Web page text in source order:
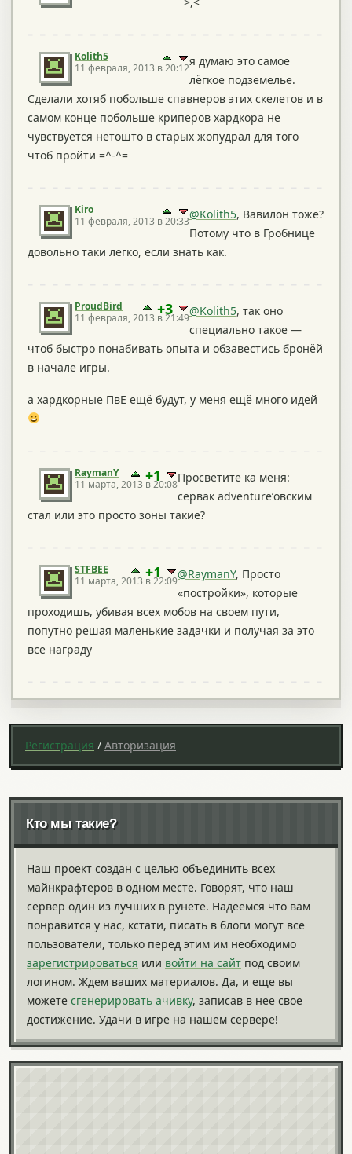
Kolith5
11 февраля, 2013 в 20:12я думаю это самое
лёгкое подземелье.
Сделали хотяб побольше спавнеров этих скелетов и в
самом конце побольше криперов хардкора не
чувствуется нетошто в старых жопудрал для того
чтоб пройти =^-^=
Kiro
11 февраля, 2013 в 20:33@Kolith5, Вавилон тоже?
Потому что в Гробнице
довольно таки легко, если знать как.
ProudBird
11 февраля, 2013 в 21:49
+3 @Kolith5, так оно
специально такое —
чтоб быстро понабивать опыта и обзавестись бронёй
в начале игры.
а хардкорные ПвЕ ещё будут, у меня ещё много идей
RaymanY
11 марта, 2013 в 20:08
+1
Просветите ка меня:
сервак adventure’овским
стал или это просто зоны такие?
STFBEE
11 марта, 2013 в 22:09
+1 @RaymanY, Просто
«постройки», которые
проходишь, убивая всех мобов на своем пути,
попутно решая маленькие задачки и получая за это
все награду
Регистрация / Авторизация
Кто мы такие?
Наш проект создан с целью объединить всех
майнкрафтеров в одном месте. Говорят, что наш
сервер один из лучших в рунете. Надеемся что вам
понравится у нас, кстати, писать в блоги могут все
пользователи, только перед этим им необходимо
зарегистрироваться или войти на сайт под своим
логином. Ждем ваших материалов. Да, и еще вы
можете сгенерировать ачивку, записав в нее свое
достижение. Удачи в игре на нашем сервере!